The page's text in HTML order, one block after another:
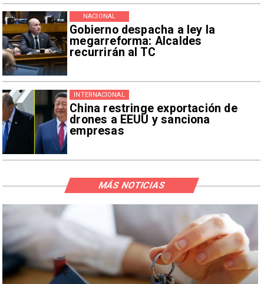
Gobierno despacha a ley la
megarreforma: Alcaldes
recurrirán al TC
NACIONAL
China restringe exportación de
drones a EEUU y sanciona
empresas
INTERNACIONAL
MÁS NOTICIAS